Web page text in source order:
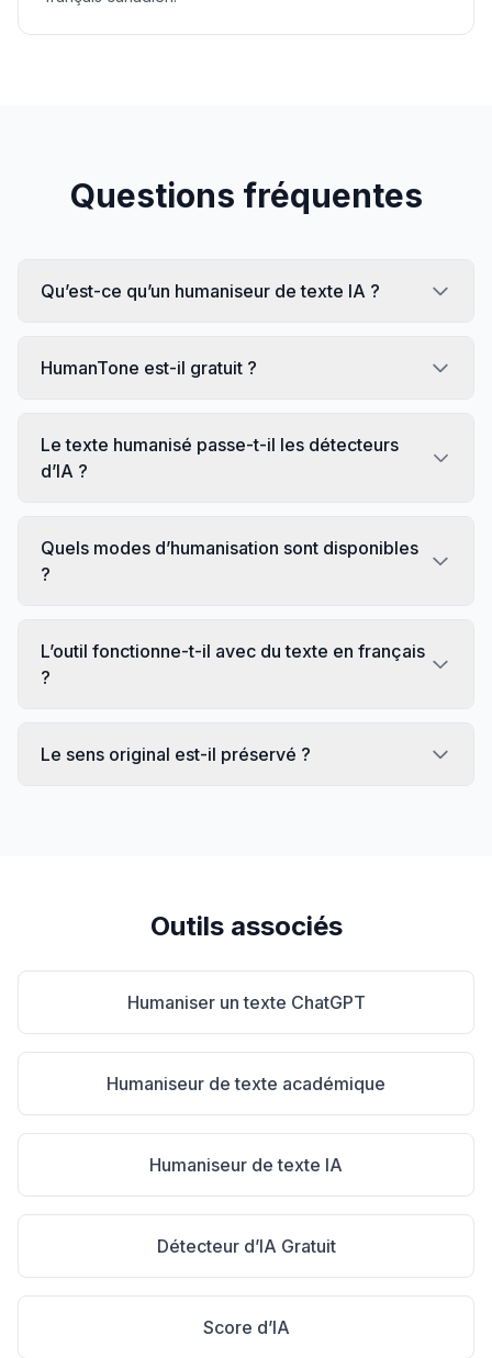
Questions fréquentes
Qu’est-ce qu’un humaniseur de texte IA ?
HumanTone est-il gratuit ?
Le texte humanisé passe-t-il les détecteurs
d’IA ?
Quels modes d’humanisation sont disponibles
?
L’outil fonctionne-t-il avec du texte en français
?
Le sens original est-il préservé ?
Outils associés
Humaniser un texte ChatGPT
Humaniseur de texte académique
Humaniseur de texte IA
Détecteur d’IA Gratuit
Score d’IA